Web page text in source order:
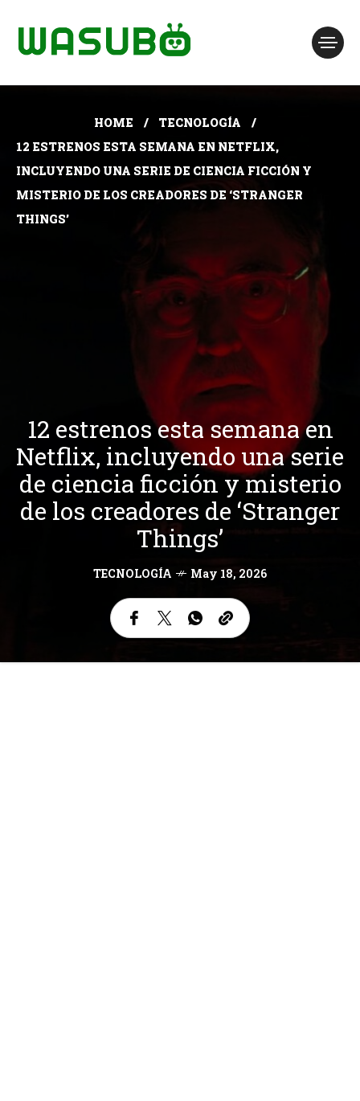
HOME
TECNOLOGÍA
12 ESTRENOS ESTA SEMANA EN NETFLIX,
INCLUYENDO UNA SERIE DE CIENCIA FICCIÓN Y
MISTERIO DE LOS CREADORES DE ‘STRANGER
THINGS’
12 estrenos esta semana en
Netflix, incluyendo una serie
de ciencia ficción y misterio
de los creadores de ‘Stranger
Things’
TECNOLOGÍA May 18, 2026